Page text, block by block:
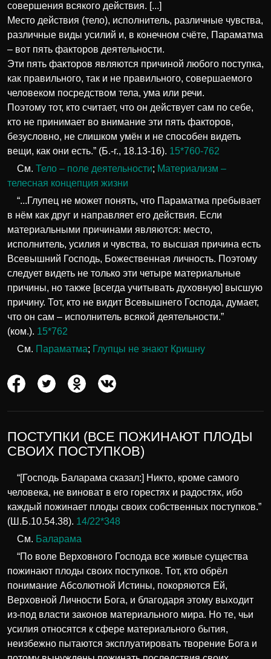
совершения всякого действия. [...]
Место действия (тело), исполнитель, различные чувства,
различные виды усилий и, в конечном счёте, Параматма
– вот пять факторов деятельности.
Эти пять факторов являются причиной любого поступка,
как правильного, так и не правильного, совершаемого
человеком посредством тела, ума или речи.
Поэтому тот, кто считает, что он действует сам по себе,
кто не принимает во внимание эти пять факторов,
безусловно, не слишком умён и не способен видеть
вещи, как они есть.” (Б.-г., 18.13-16). 15*760-762
См. Тело – поле деятельности; Материализм –
телесная концепция жизни
“...Глупец не может понять, что Параматма пребывает
в нём как друг и направляет его действия. Если
материальными причинами являются: место,
исполнитель, усилия и чувства, то высшая причина есть
Всевышний Господь, Божественная личность. Поэтому
следует видеть не только эти четыре материальные
причины, но также [всегда учитывать духовную] высшую
причину. Тот, кто не видит Всевышнего Господа, думает,
что он сам – исполнитель всякой деятельности.”
(ком.). 15*762
См. Параматма; Глупцы не знают Кришну
ПОСТУПКИ (ВСЕ ПОЖИНАЮТ ПЛОДЫ
СВОИХ ПОСТУПКОВ)
“[Господь Баларама сказал:] Никто, кроме самого
человека, не виноват в его горестях и радостях, ибо
каждый пожинает плоды своих собственных поступков.”
(Ш.Б.10.54.38). 14/22*348
См. Баларама
“По воле Верховного Господа все живые существа
пожинают плоды своих поступков. Тот, кто обрёл
понимание Абсолютной Истины, покоряются Ей,
Верховной Личности Бога, и благодаря этому выходит
из-под власти законов материального мира. Но те, чьи
усилия относятся к сфере материального бытия,
неизбежно пытаются эксплуатировать творение Бога и